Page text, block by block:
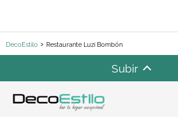
DecoEstilo Restaurante Luzi Bombón
Subir